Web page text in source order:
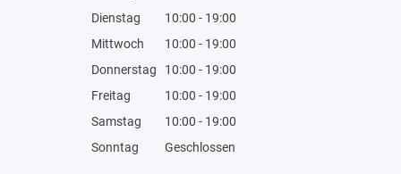
Dienstag
10:00 - 19:00
Mittwoch
10:00 - 19:00
Donnerstag
10:00 - 19:00
Freitag
10:00 - 19:00
Samstag
10:00 - 19:00
Sonntag
Geschlossen